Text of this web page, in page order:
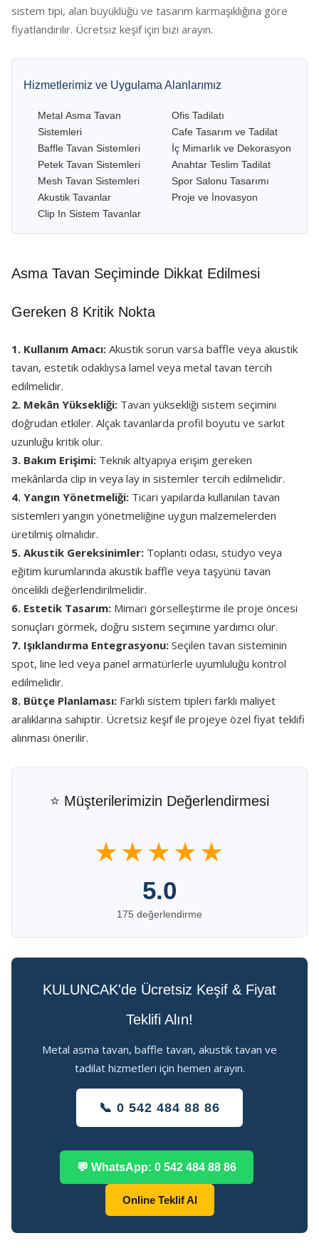
sistem tipi, alan büyüklüğü ve tasarım karmaşıklığına göre
fiyatlandırılır. Ücretsiz keşif için bizi arayın.
Hizmetlerimiz ve Uygulama Alanlarımız
Metal Asma Tavan
Sistemleri
Baffle Tavan Sistemleri
Petek Tavan Sistemleri
Mesh Tavan Sistemleri
Akustik Tavanlar
Clip In Sistem Tavanlar
Ofis Tadilatı
Cafe Tasarım ve Tadilat
İç Mimarlık ve Dekorasyon
Anahtar Teslim Tadilat
Spor Salonu Tasarımı
Proje ve İnovasyon
Asma Tavan Seçiminde Dikkat Edilmesi
Gereken 8 Kritik Nokta
1. Kullanım Amacı: Akustik sorun varsa baffle veya akustik
tavan, estetik odaklıysa lamel veya metal tavan tercih
edilmelidir.
2. Mekân Yüksekliği: Tavan yüksekliği sistem seçimini
doğrudan etkiler. Alçak tavanlarda profil boyutu ve sarkıt
uzunluğu kritik olur.
3. Bakım Erişimi: Teknik altyapıya erişim gereken
mekânlarda clip in veya lay in sistemler tercih edilmelidir.
4. Yangın Yönetmeliği: Ticari yapılarda kullanılan tavan
sistemleri yangın yönetmeliğine uygun malzemelerden
üretilmiş olmalıdır.
5. Akustik Gereksinimler: Toplantı odası, stüdyo veya
eğitim kurumlarında akustik baffle veya taşyünü tavan
öncelikli değerlendirilmelidir.
6. Estetik Tasarım: Mimari görselleştirme ile proje öncesi
sonuçları görmek, doğru sistem seçimine yardımcı olur.
7. Işıklandırma Entegrasyonu: Seçilen tavan sisteminin
spot, line led veya panel armatürlerle uyumluluğu kontrol
edilmelidir.
8. Bütçe Planlaması: Farklı sistem tipleri farklı maliyet
aralıklarına sahiptir. Ücretsiz keşif ile projeye özel fiyat teklifi
alınması önerilir.
⭐ Müşterilerimizin Değerlendirmesi
★★★★★
5.0
175 değerlendirme
KULUNCAK'de Ücretsiz Keşif & Fiyat
Teklifi Alın!
Metal asma tavan, baffle tavan, akustik tavan ve
tadilat hizmetleri için hemen arayın.
📞 0 542 484 88 86
💬 WhatsApp: 0 542 484 88 86
Online Teklif Al